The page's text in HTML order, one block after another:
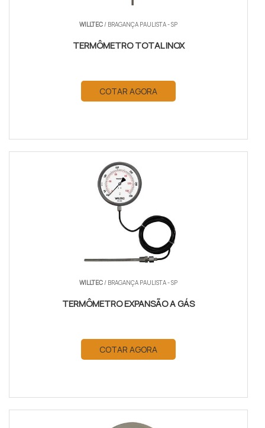
WILLTEC/ BRAGANÇA PAULISTA - SP
TERMÔMETRO TOTAL INOX
COTAR AGORA
WILLTEC/ BRAGANÇA PAULISTA - SP
TERMÔMETRO EXPANSÃO A GÁS
COTAR AGORA